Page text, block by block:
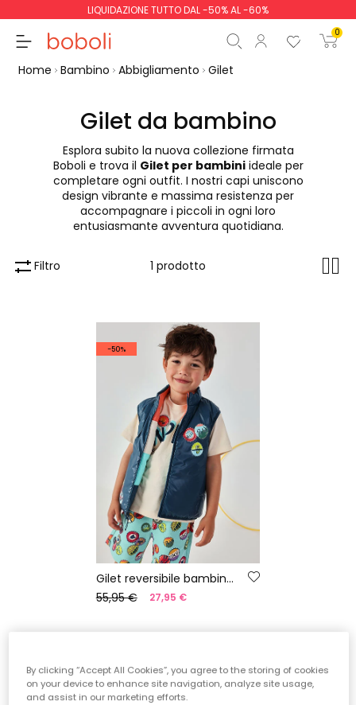
LIQUIDAZIONE TUTTO DAL -50% AL -60%
0
Totale parziale
Totale 0,00 €
Continua Inizio ordine
Home Bambino Abbigliamento Gilet
Gilet da bambino
Esplora subito la nuova collezione firmata
Boboli e trova il Gilet per bambiniideale per
completare ogni outfit. I nostri capi uniscono
design vibrante e massima resistenza per
accompagnare i piccoli in ogni loro
entusiasmante avventura quotidiana.
Filtro 1 prodotto
-50%
Gilet reversibile bambino tessuto tecnico
55,95 €
27,95 €
prezzo stagionale
By clicking “Accept All Cookies”, you agree to the storing of cookies
on your device to enhance site navigation, analyze site usage,
and assist in our marketing efforts.